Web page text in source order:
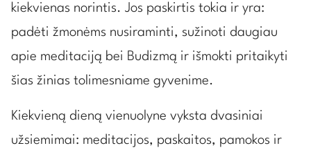
kiekvienas norintis. Jos paskirtis tokia ir yra:
padėti žmonėms nusiraminti, sužinoti daugiau
apie meditaciją bei Budizmą ir išmokti pritaikyti
šias žinias tolimesniame gyvenime.
Kiekvieną dieną vienuolyne vyksta dvasiniai
užsiemimai: meditacijos, paskaitos, pamokos ir